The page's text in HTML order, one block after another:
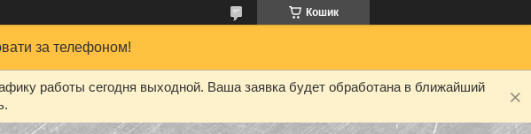
Кошик
за телефоном!
работы сегодня выходной. Ваша заявка будет обработана в ближайший